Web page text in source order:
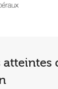
atteintes